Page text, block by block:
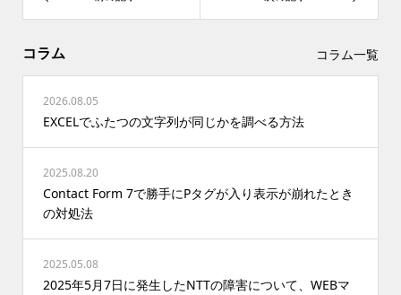
コラム コラム一覧
2026.08.05
EXCELでふたつの文字列が同じかを調べる方法
2025.08.20
Contact Form 7で勝手にPタグが入り表示が崩れたとき
の対処法
2025.05.08
2025年5月7日に発生したNTTの障害について、WEBマ